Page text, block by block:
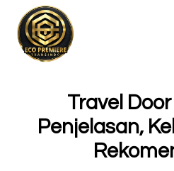
Travel
Penjelasan,